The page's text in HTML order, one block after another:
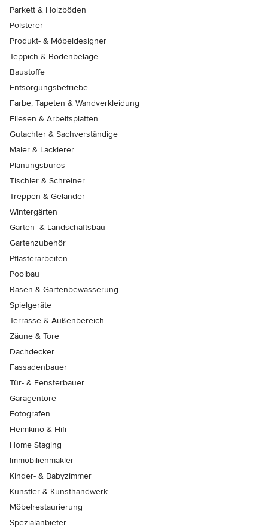
Parkett & Holzböden
Polsterer
Produkt- & Möbeldesigner
Teppich & Bodenbeläge
Baustoffe
Entsorgungsbetriebe
Farbe, Tapeten & Wandverkleidung
Fliesen & Arbeitsplatten
Gutachter & Sachverständige
Maler & Lackierer
Planungsbüros
Tischler & Schreiner
Treppen & Geländer
Wintergärten
Garten- & Landschaftsbau
Gartenzubehör
Pflasterarbeiten
Poolbau
Rasen & Gartenbewässerung
Spielgeräte
Terrasse & Außenbereich
Zäune & Tore
Dachdecker
Fassadenbauer
Tür- & Fensterbauer
Garagentore
Fotografen
Heimkino & Hifi
Home Staging
Immobilienmakler
Kinder- & Babyzimmer
Künstler & Kunsthandwerk
Möbelrestaurierung
Spezialanbieter